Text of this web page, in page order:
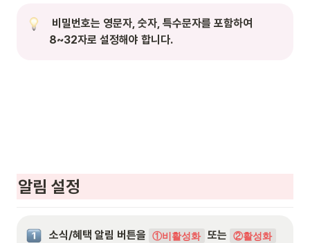
8~32자로 설정해야 합니다.
알림 설정
소식/혜택 알림 버튼을 ①비활성화 또는 ②활성화